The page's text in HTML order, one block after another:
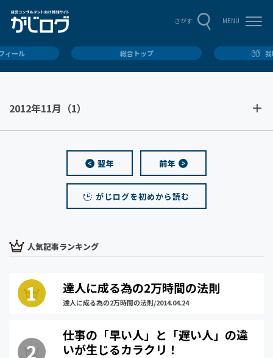
さがす MENU
ィール 総合トップ
2012年11月 （1）
前年
翌年
がじログを初めから読む
人気記事ランキング
達人に成る為の2万時間の法則
達人に成る為の2万時間の法則/2014.04.24
仕事の「早い人」と「遅い人」の違
いが生じるカラクリ！